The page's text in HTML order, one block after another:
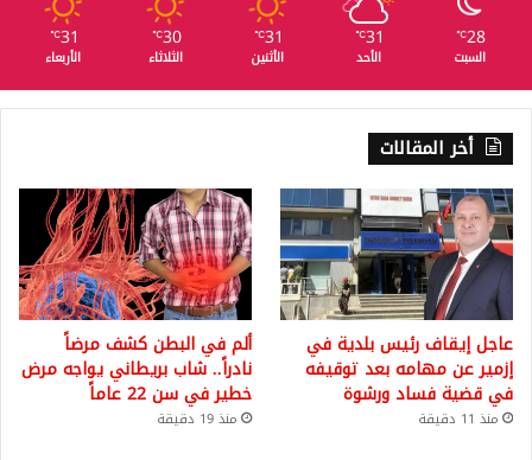
28
℃
السبت
31
℃
الأحد
31
℃
الأثنين
30
℃
الثلاثاء
31
℃
الأربعاء
أخر المقالات
عاجل إيقاف رئيس بلدية في
إزمير عن مهامه بعد توقيفه
في قضية فساد ورشوة
منذ 11 دقيقة
ألم في البطن كشف مرضاً
نادراً.. شاب بريطاني يواجه مرض
خطير في سن 22 عاماً
منذ 19 دقيقة